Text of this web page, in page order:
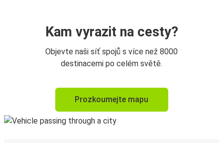
Kam vyrazit na cesty?
Objevte naši síť spojů s více než 8000
destinacemi po celém světě.
Prozkoumejte mapu